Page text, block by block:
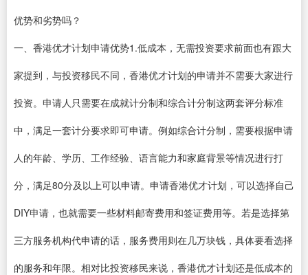
优势和劣势吗？
一、香港优才计划申请优势1.低成本，无需投资要求前面也有跟大
家提到，与投资移民不同，香港优才计划的申请并不需要大家进行
投资。申请人只需要在成就计分制和综合计分制这两套评分标准
中，满足一套计分要求即可申请。例如综合计分制，需要根据申请
人的年龄、学历、工作经验、语言能力和家庭背景等情况进行打
分，满足80分及以上可以申请。申请香港优才计划，可以选择自己
DIY申请，也就需要一些材料邮寄费用和签证费用等。若是选择第
三方服务机构代申请的话，服务费用则在几万块钱，具体要看选择
的服务和年限。相对比投资移民来说，香港优才计划还是低成本的